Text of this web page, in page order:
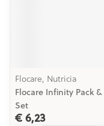
Flocare, Nutricia
Flocare Infinity Pack &
Set
€ 6,23